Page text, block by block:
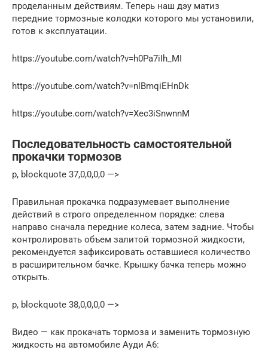
проделанным действиям. Теперь наш дэу матиз
передние тормозные колодки которого мы установили,
готов к эксплуатации.
https://youtube.com/watch?v=h0Pa7iIh_MI
https://youtube.com/watch?v=nlBmqiEHnDk
https://youtube.com/watch?v=Xec3iSnwnnM
Последовательность самостоятельной
прокачки тормозов
p, blockquote 37,0,0,0,0 —>
Правильная прокачка подразумевает выполнение
действий в строго определенном порядке: слева
направо сначала передние колеса, затем задние. Чтобы
контролировать объем залитой тормозной жидкости,
рекомендуется зафиксировать оставшиеся количество
в расширительном бачке. Крышку бачка теперь можно
открыть.
p, blockquote 38,0,0,0,0 —>
Видео — как прокачать тормоза и заменить тормозную
жидкость на автомобиле Ауди А6: